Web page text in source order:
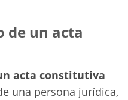
de un acta
acta constitutiva
una persona jurídica,